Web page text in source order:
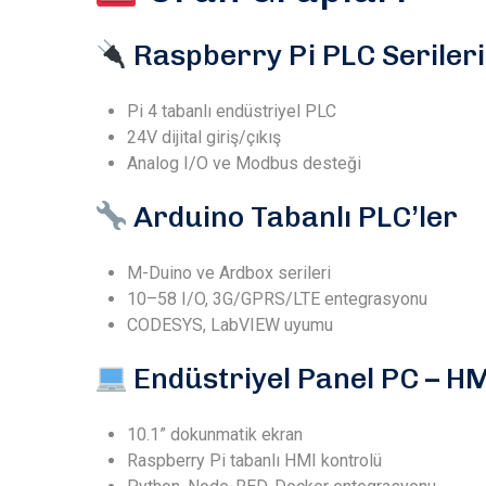
Raspberry Pi PLC Serileri
Pi 4 tabanlı endüstriyel PLC
24V dijital giriş/çıkış
Analog I/O ve Modbus desteği
Arduino Tabanlı PLC’ler
M-Duino ve Ardbox serileri
10–58 I/O, 3G/GPRS/LTE entegrasyonu
CODESYS, LabVIEW uyumu
Endüstriyel Panel PC –
10.1” dokunmatik ekran
Raspberry Pi tabanlı HMI kontrolü